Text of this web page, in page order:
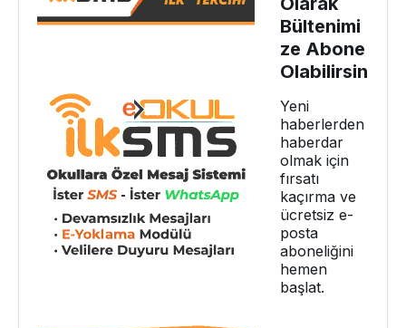
Bültenimi
ze Abone
Olabilirsin
Yeni
haberlerden
haberdar
olmak için
fırsatı
kaçırma ve
ücretsiz e-
posta
aboneliğini
hemen
başlat.